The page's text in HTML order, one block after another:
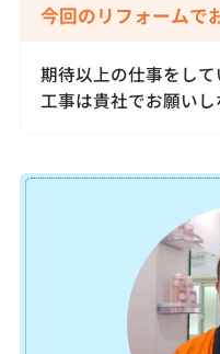
今回のリフォームで
期待以上の仕事をし
工事は貴社でお願いし